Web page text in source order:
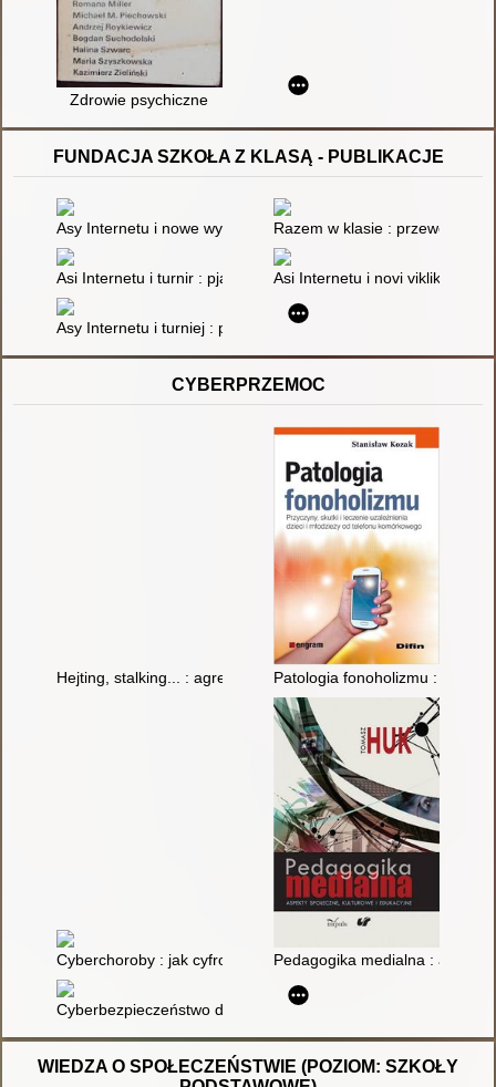
Zdrowie psychiczne
FUNDACJA SZKOŁA Z KLASĄ - PUBLIKACJE
Asy Internetu i nowe wyzwania : pięć opowiadań o
Razem w klasie : przewodnik
Asi Internetu i turnir : pjatʹ opovidan' pro cinnosti, emocії ta
Asi Internetu i novi vikliki :
Asy Internetu i turniej : pięć opowiadań o wartościach,
CYBERPRZEMOC
Hejting, stalking... : agresja w XXI wiekuPatologia fonoholizmu :
Cyberchoroby : jak cyfrowe życie rujnuje nasze zdrowie
Pedagogika medialna :
Cyberbezpieczeństwo dzieci i młodzieży : realny i wirtualny
WIEDZA O SPOŁECZEŃSTWIE (POZIOM: SZKOŁY